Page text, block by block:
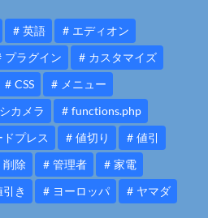
英語
エディオン
プラグイン
カスタマイズ
CSS
メニュー
カメラ
functions.php
ドプレス 値切り
値引
削除 管理者
家電
引き ヨーロッパ ヤマダ